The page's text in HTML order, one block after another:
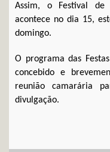
Assim, o Festival de
acontece no dia 15,
domingo.
O programa das
concebido e
reunião camarária
divulgação.